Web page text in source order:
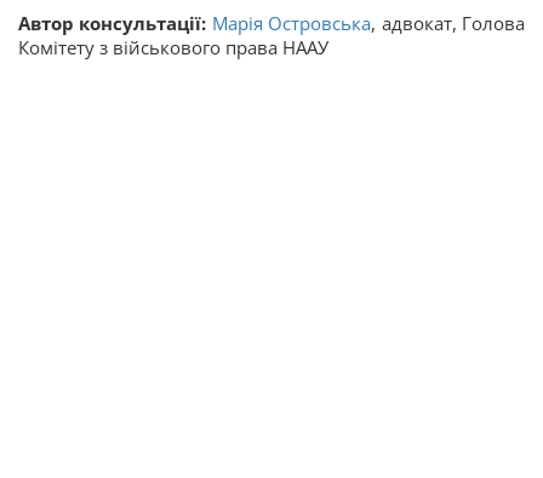
Автор консультації: Марія Островська, адвокат, Голова
Комітету з військового права НААУ